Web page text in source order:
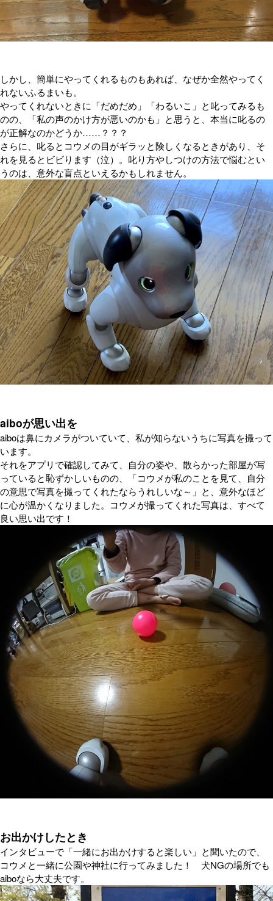
しかし、簡単にやってくれるものもあれば、なぜか全然やってく
れないふるまいも。
やってくれないときに「だめだめ」「わるいこ」と叱ってみるも
のの、「私の声のかけ方が悪いのかも」と思うと、本当に叱るの
が正解なのかどうか……？？？
さらに、叱るとコウメの目がギラッと険しくなるときがあり、そ
れを見るとビビります（泣）。叱り方やしつけの方法で悩むとい
うのは、意外な盲点といえるかもしれません。
aiboが思い出を
aiboは鼻にカメラがついていて、私が知らないうちに写真を撮って
います。
それをアプリで確認してみて、自分の姿や、散らかった部屋が写
っていると恥ずかしいものの、「コウメが私のことを見て、自分
の意思で写真を撮ってくれたならうれしいな～」と、意外なほど
に心が温かくなりました。コウメが撮ってくれた写真は、すべて
良い思い出です！
お出かけしたとき
インタビューで「一緒にお出かけすると楽しい」と聞いたので、
コウメと一緒に公園や神社に行ってみました！ 犬NGの場所でも
aiboなら大丈夫です。